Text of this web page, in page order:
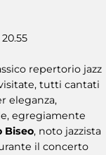
repertorio jazz
tutti cantati
eleganza,
egregiamente
Biseo, noto jazzista
il concerto